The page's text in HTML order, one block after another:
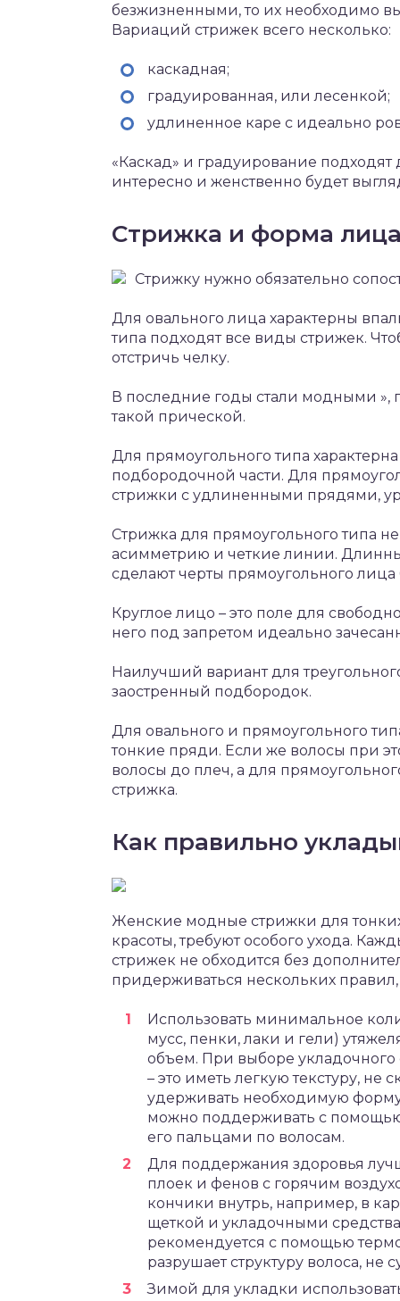
безжизненными, то их необходимо
Вариаций стрижек всего несколько:
каскадная;
градуированная, или лесенкой;
удлиненное каре с идеально
«Каскад» и градуирование
интересно и женственно будет
Стрижка и форма
Стрижку нужно обязательно
Для овального лица характерны
типа подходят все виды стрижек.
отстричь челку.
В последние годы стали модными »,
такой прической.
Для прямоугольного типа
подбородочной части. Для
стрижки с удлиненными прядями,
Стрижка для прямоугольного типа
асимметрию и четкие линии.
сделают черты прямоугольного
Круглое лицо – это поле для
него под запретом идеально
Наилучший вариант для
заостренный подбородок.
Для овального и прямоугольного
тонкие пряди. Если же волосы при
волосы до плеч, а для
стрижка.
Как правильно
Женские модные стрижки для
красоты, требуют особого ухода.
стрижек не обходится без
придерживаться нескольких правил,
Использовать минимальное
мусс, пенки, лаки и гели)
объем. При выборе укладочного
– это иметь легкую текстуру,
удерживать необходимую
можно поддерживать с
его пальцами по волосам.
Для поддержания здоровья
плоек и фенов с горячим
кончики внутрь, например, в
щеткой и укладочными
рекомендуется с помощью
разрушает структуру волоса, не
Зимой для укладки